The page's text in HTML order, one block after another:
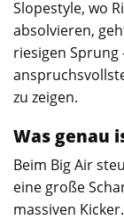
Slopestyle, wo
absolvieren,
riesigen
zu zeigen.
Was genau
Beim Big Air
eine große
massiven